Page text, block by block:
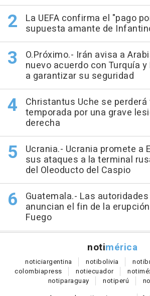
La UEFA confirma el "pago
supuesta amante de
O.Próximo.- Irán avisa a
nuevo acuerdo con Turquía
a garantizar su seguridad
Christantus Uche se perderá
temporada por una grave
derecha
Ucrania.- Ucrania promete a
sus ataques a la terminal
del Oleoducto del Caspio
Guatemala.- Las
anuncian el fin de la
Fuego
notimérica
noticiargentina notibolivia noti
colombiapress notiecuador noti
notiparaguay notiperú